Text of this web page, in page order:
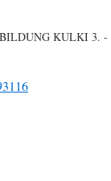
KULKI 3. -